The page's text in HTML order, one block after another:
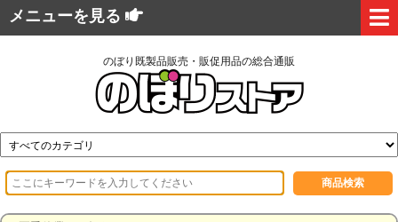
メニューを見る
のぼり既製品販売・販促用品の総合通販